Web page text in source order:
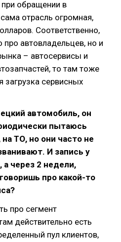
обращении в
отрасль огромная,
Соответственно,
про автовладельцев, но и
– автосервисы и
то там тоже
загрузка сервисных
автомобиль, он
пытаюсь
ТО, но они часто не
И запись у
а через 2 недели,
про какой-то
про сегмент
действительно есть
пул клиентов,